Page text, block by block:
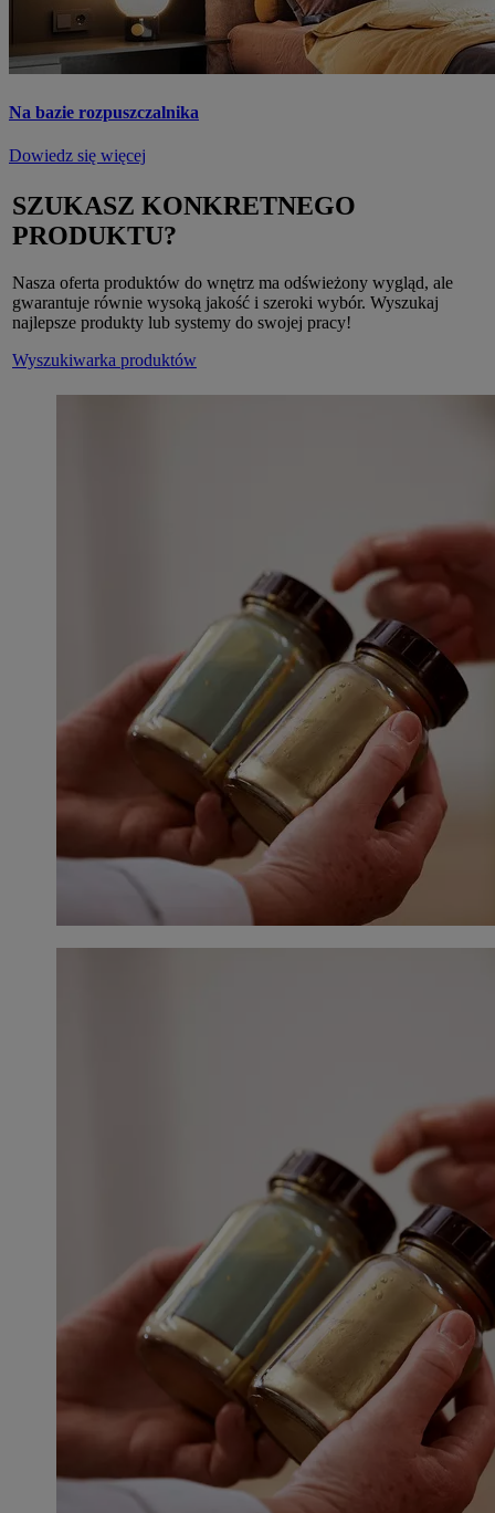
Na bazie rozpuszczalnika
Dowiedz się więcej
SZUKASZ KONKRETNEGO
PRODUKTU?
Nasza oferta produktów do wnętrz ma odświeżony wygląd, ale
gwarantuje równie wysoką jakość i szeroki wybór. Wyszukaj
najlepsze produkty lub systemy do swojej pracy!
Wyszukiwarka produktów